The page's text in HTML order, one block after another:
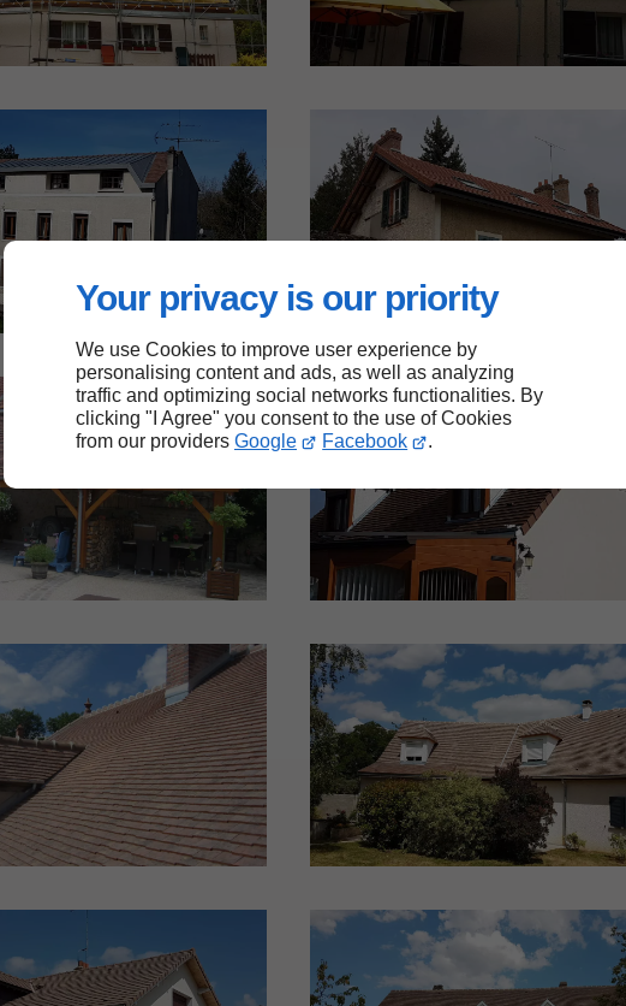
Your privacy is our priority
We use Cookies to improve user experience by
personalising content and ads, as well as analyzing
traffic and optimizing social networks functionalities. By
clicking "I Agree" you consent to the use of Cookies
from our providers Google Facebook .